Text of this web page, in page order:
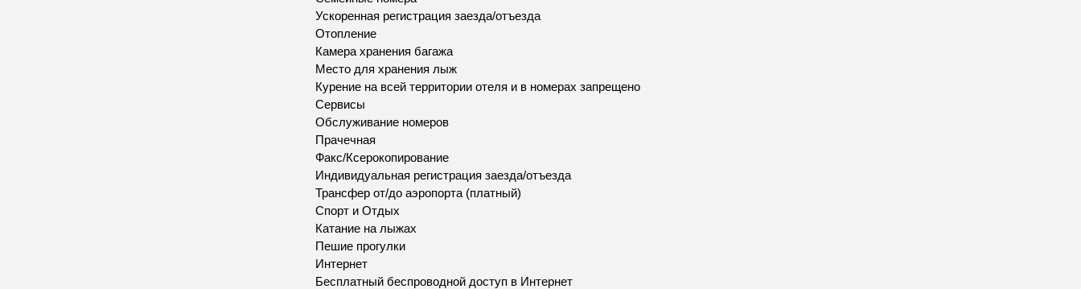
Ускоренная регистрация заезда/отъезда
Отопление
Камера хранения багажа
Место для хранения лыж
Курение на всей территории отеля и в номерах запрещено
Сервисы
Обслуживание номеров
Прачечная
Факс/Ксерокопирование
Индивидуальная регистрация заезда/отъезда
Трансфер от/до аэропорта (платный)
Спорт и Отдых
Катание на лыжах
Пешие прогулки
Интернет
Бесплатный беспроводной доступ в Интернет